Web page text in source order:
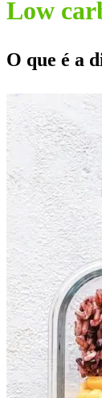
Low
O que é a